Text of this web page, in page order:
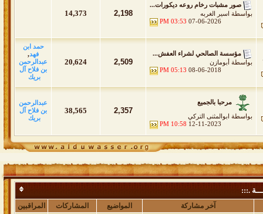
صور مشبات رخام روعه ديكورات...
بواسطة اسير الغربه
07-06-2026
03:53 PM
2,198
14,373
مؤسسة الصالحي لشراء العفش...
بواسطة أبومازن
08-06-2018
05:13 PM
2,509
20,624
حمد ابن
فهد,
عبدالرحمن
بن فلاح آل
بريك
مرحبا بالجميع
بواسطة ابوالمثنى التركي
12-11-2023
10:58 PM
2,357
38,565
عبدالرحمن
بن فلاح آل
بريك
.:::
آخر مشاركة المواضيع المشاركات المراقبين